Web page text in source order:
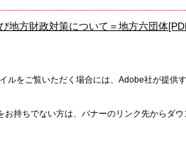
地方財政対策について＝地方六団体
ルをご覧いただく場合には、Adobe社が提供
お持ちでない方は、バナーのリンク先からダ